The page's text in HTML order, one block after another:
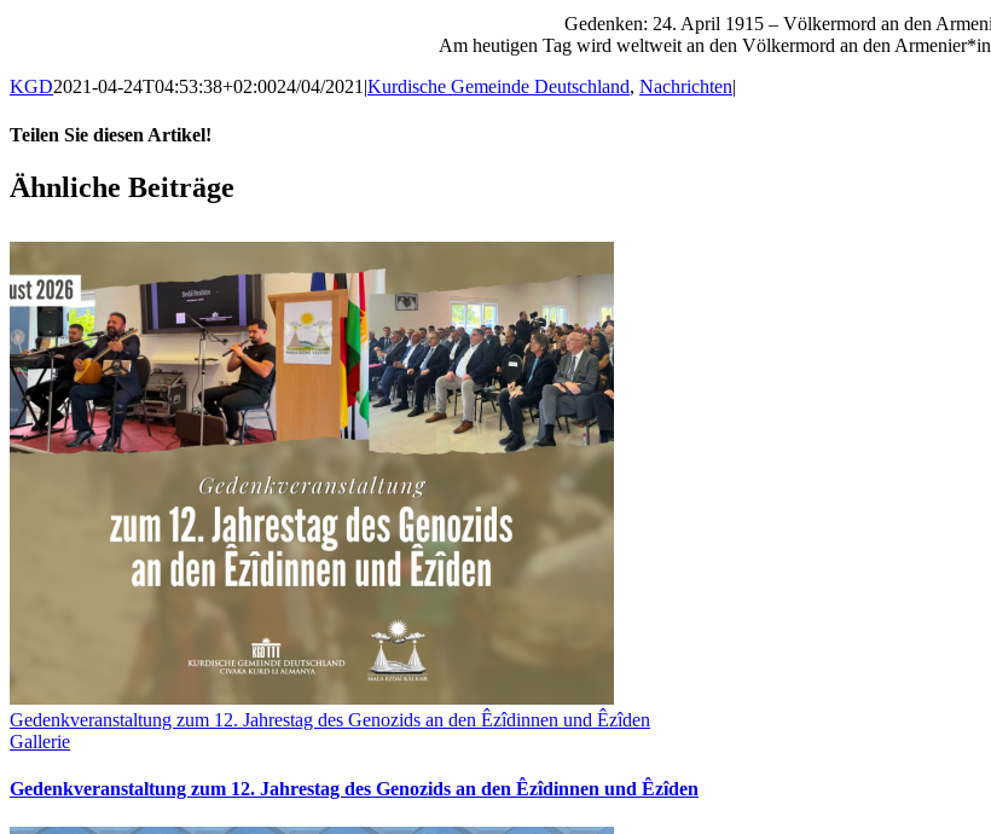
Gedenken: 24. April 1915 – Völkermord an den
Am heutigen Tag wird weltweit an den Völkermord an den
KGD2021-04-24T04:53:38+02:0024/04/2021|Kurdische Gemeinde Deutschland, Nachrichten|
Teilen Sie diesen Artikel!
Facebook
X
WhatsApp
Pinterest
E-
Mail
Ähnliche Beiträge
Gedenkveranstaltung zum 12. Jahrestag des Genozids an den Êzîdinnen und Êzîden
Gallerie
Gedenkveranstaltung zum 12. Jahrestag des Genozids an den Êzîdinnen und Êzîden